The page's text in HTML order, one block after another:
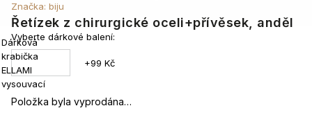
Řetízek z chirurgické oceli+přívěsek, anděl
Značka: biju
Vyberte dárkové balení:
Dárková
krabička
ELLAMI
vysouvací
+99 Kč
Položka byla vyprodána…